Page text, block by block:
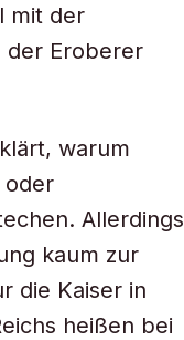
mit der
der Eroberer
warum
oder
Allerdings
kaum zur
die Kaiser in
heißen bei